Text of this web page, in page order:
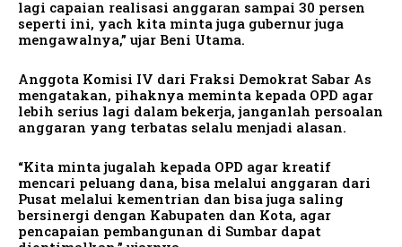
lagi capaian realisasi anggaran sampai 30 persen
seperti ini, yach kita minta juga gubernur juga
mengawalnya,” ujar Beni Utama.
Anggota Komisi IV dari Fraksi Demokrat Sabar As
mengatakan, pihaknya meminta kepada OPD agar
lebih serius lagi dalam bekerja, janganlah persoalan
anggaran yang terbatas selalu menjadi alasan.
“Kita minta jugalah kepada OPD agar kreatif
mencari peluang dana, bisa melalui anggaran dari
Pusat melalui kementrian dan bisa juga saling
bersinergi dengan Kabupaten dan Kota, agar
pencapaian pembangunan di Sumbar dapat